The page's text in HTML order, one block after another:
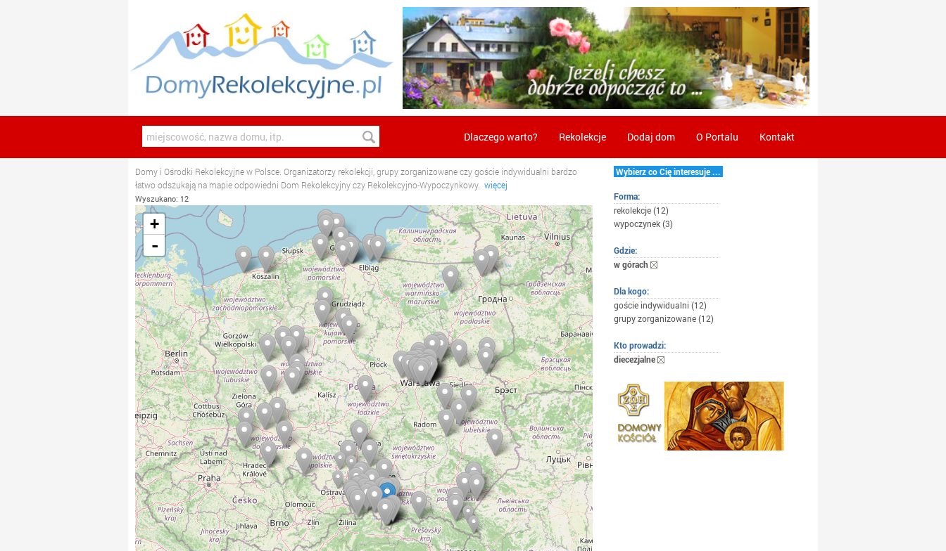
Kontakt
O Portalu
Dodaj dom
Rekolekcje
Dlaczego warto?
Domy i Ośrodki Rekolekcyjne w Polsce. Organizatorzy rekolekcji, grupy zorganizowane czy goście indywidualni bardzo
łatwo odszukają na mapie odpowiedni Dom Rekolekcyjny czy Rekolekcyjno-Wypoczynkowy. więcej
Wyszukano: 12
+
-
Wybierz co Cię interesuje ...
Forma:
rekolekcje (12)
wypoczynek (3)
Gdzie:
w górach
Dla kogo:
goście indywidualni (12)
grupy zorganizowane (12)
Kto prowadzi:
diecezjalne